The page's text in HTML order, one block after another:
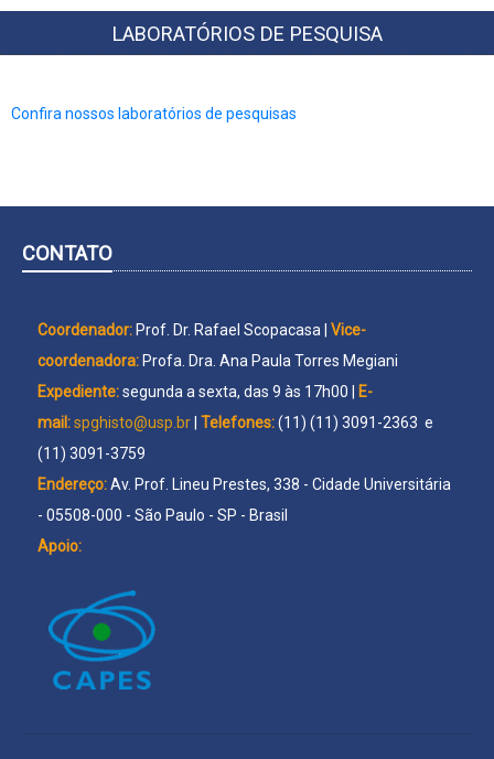
LABORATÓRIOS DE PESQUISA
Confira nossos laboratórios de pesquisas
CONTATO
Coordenador:Prof. Dr. Rafael Scopacasa | Vice-
coordenadora:Profa. Dra. Ana Paula Torres Megiani
Expediente:segunda a sexta, das 9 às 17h00 | E-
mail:spghisto@usp.br| Telefones:(11) (11) 3091-2363 e
(11) 3091-3759
Endereço:Av. Prof. Lineu Prestes, 338 - Cidade Universitária
- 05508-000 - São Paulo - SP - Brasil
Apoio: